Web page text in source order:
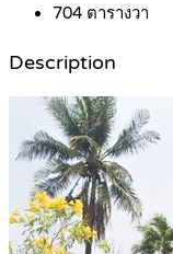
704 ตารางวา
Description